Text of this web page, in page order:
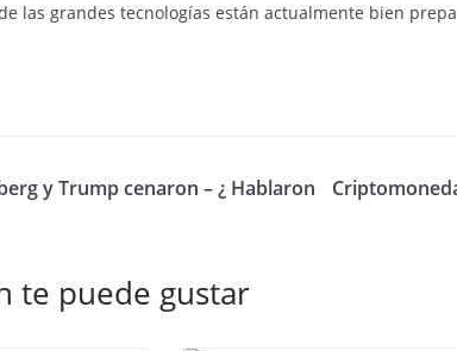
las grandes tecnologías están actualmente bien
y Trump cenaron – ¿ Hablaron
te puede gustar